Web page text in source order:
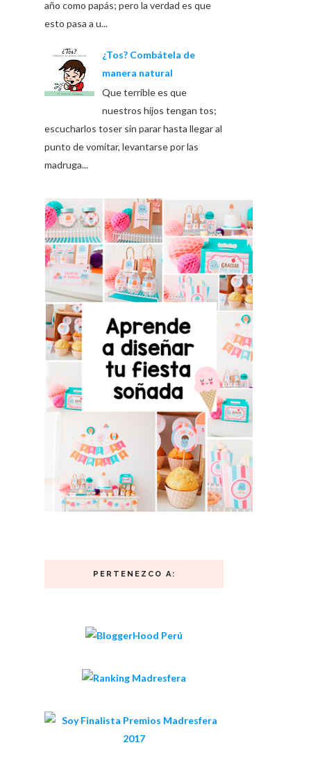
año como papás; pero la verdad es que
esto pasa a u...
¿Tos? Combátela de
manera natural
Que terrible es que
nuestros hijos tengan tos;
escucharlos toser sin parar hasta llegar al
punto de vomitar, levantarse por las
madruga...
PERTENEZCO A: